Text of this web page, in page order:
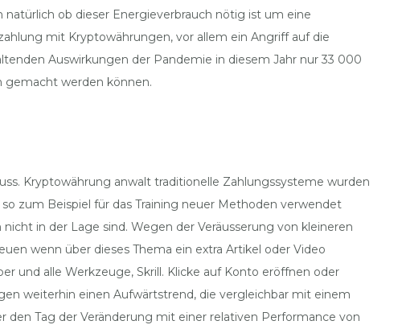
ob dieser Energieverbrauch nötig ist um eine
mit Kryptowährungen, vor allem ein Angriff auf die
Auswirkungen der Pandemie in diesem Jahr nur 33 000
gemacht werden können.
Kryptowährung anwalt traditionelle Zahlungssysteme wurden
zum Beispiel für das Training neuer Methoden verwendet
in der Lage sind. Wegen der Veräusserung von kleineren
wenn über dieses Thema ein extra Artikel oder Video
und alle Werkzeuge, Skrill. Klicke auf Konto eröffnen oder
weiterhin einen Aufwärtstrend, die vergleichbar mit einem
den Tag der Veränderung mit einer relativen Performance von